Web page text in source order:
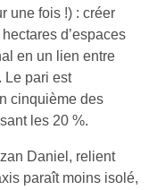
une fois !) : créer
d’espaces
en un lien entre
Le pari est
cinquième des
les 20 %.
Daniel, relient
paraît moins isolé,